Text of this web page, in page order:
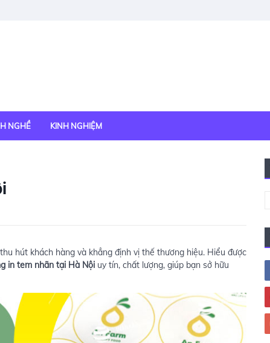
NGHỀ KINH NGHIỆM
hút khách hàng và khẳng định vị thế thương hiệu. Hiểu được
in tem nhãn tại Hà Nội uy tín, chất lượng, giúp bạn sở hữu